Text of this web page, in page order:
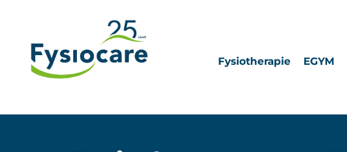
Fysiotherapie EGYM